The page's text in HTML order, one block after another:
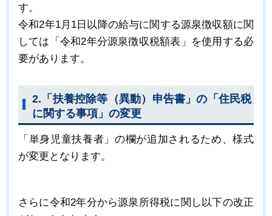
す。
令和2年1月1日以降の給与に関する源泉徴収額に関
しては「令和2年分源泉徴収税額表」を使用する必
要があります。
2.「扶養控除等（異動）申告書」の「住民税
に関する事項」の変更
「単身児童扶養者」の欄が追加されるため、様式
が変更となります。
さらに令和2年分から源泉所得税に関し以下の改正